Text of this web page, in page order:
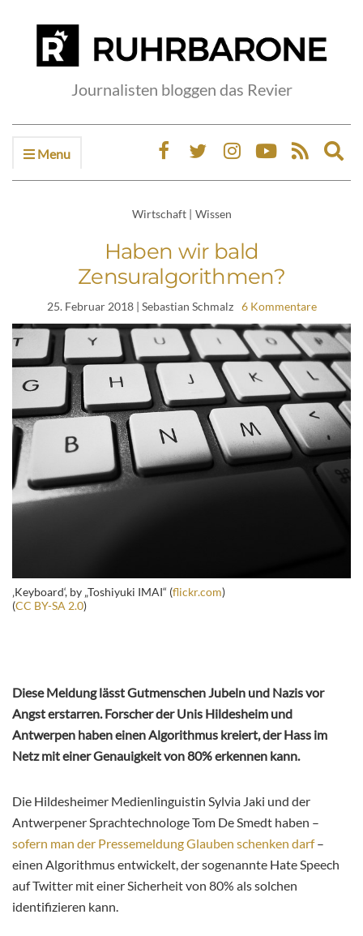
Journalisten bloggen das Revier
Menu
Wirtschaft | Wissen
Haben wir bald
Zensuralgorithmen?
25. Februar 2018| Sebastian Schmalz 6 Kommentare
‚Keyboard‘, by „Toshiyuki IMAI“ (flickr.com)
(CC BY-SA 2.0)
Diese Meldung lässt Gutmenschen Jubeln und Nazis vor
Angst erstarren. Forscher der Unis Hildesheim und
Antwerpen haben einen Algorithmus kreiert, der Hass im
Netz mit einer Genauigkeit von 80% erkennen kann.
Die Hildesheimer Medienlinguistin Sylvia Jaki und der
Antwerpener Sprachtechnologe Tom De Smedt haben –
sofern man der Pressemeldung Glauben schenken darf–
einen Algorithmus entwickelt, der sogenannte Hate Speech
auf Twitter mit einer Sicherheit von 80% als solchen
identifizieren kann.